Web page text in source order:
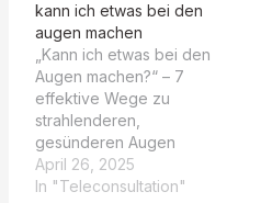
Answer Rauchen Sie
derzeit ? Nein, ich
rauche nicht.
Konsumieren Sie derzeit
Alkohol? Nein, ich
konsumiere keinen
Alkohol Haben Sie
Veränderungen der
Farbe oder Oberfläche
kann ich etwas bei den
augen machen
„Kann ich etwas bei den
Augen machen?“ – 7
effektive Wege zu
strahlenderen,
gesünderen Augen
Herzlich willkommen!
Vielen Dank für Ihre
April 26, 2025
In "Teleconsultation"